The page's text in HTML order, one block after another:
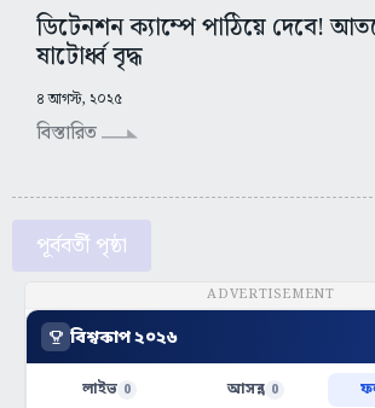
ডিটেনশন ক্যাম্পে পাঠিয়ে দেবে!
ষাটোর্ধ্ব বৃদ্ধ
৪ আগস্ট, ২০২৫
বিস্তারিত
পূর্ববর্তী পৃষ্ঠা
ADVERTISEMENT